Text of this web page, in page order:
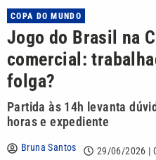
COPA DO MUNDO
Jogo do Brasil na
comercial:
folga?
Partida às 14h levanta
horas e expediente
Bruna Santos 29/06/2026 |